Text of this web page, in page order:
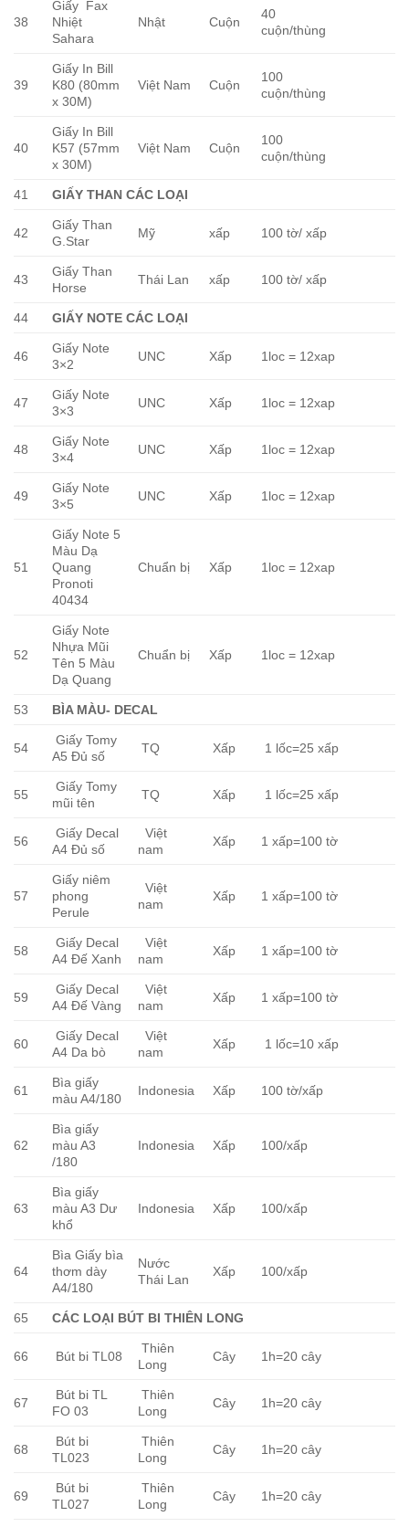
38
Giấy Fax
Nhiệt
Sahara
Nhật Cuộn
40
cuộn/thùng
39
Giấy In Bill
K80 (80mm
x 30M)
Việt Nam Cuộn
100
cuộn/thùng
40
Giấy In Bill
K57 (57mm
x 30M)
Việt Nam Cuộn
100
cuộn/thùng
41 GIẤY THAN CÁC LOẠI
42
Giấy Than
G.Star
Mỹ xấp 100 tờ/ xấp
43
Giấy Than
Horse
Thái Lan xấp 100 tờ/ xấp
44 GIẤY NOTE CÁC LOẠI
46
Giấy Note
3×2
UNC Xấp 1loc = 12xap
47
Giấy Note
3×3
UNC Xấp 1loc = 12xap
48
Giấy Note
3×4
UNC Xấp 1loc = 12xap
49
Giấy Note
3×5
UNC Xấp 1loc = 12xap
51
Giấy Note 5
Màu Dạ
Quang
Pronoti
40434
Chuẩn bị Xấp 1loc = 12xap
52
Giấy Note
Nhựa Mũi
Tên 5 Màu
Dạ Quang
Chuẩn bị Xấp 1loc = 12xap
53 BÌA MÀU- DECAL
54
Giấy Tomy
A5 Đủ số
TQ Xấp 1 lốc=25 xấp
55
Giấy Tomy
mũi tên
TQ Xấp 1 lốc=25 xấp
56
Giấy Decal
A4 Đủ số
Việt
nam
Xấp 1 xấp=100 tờ
57
Giấy niêm
phong
Perule
Việt
nam
Xấp 1 xấp=100 tờ
58
Giấy Decal
A4 Đế Xanh
Việt
nam
Xấp 1 xấp=100 tờ
59
Giấy Decal
A4 Đế Vàng
Việt
nam
Xấp 1 xấp=100 tờ
60
Giấy Decal
A4 Da bò
Việt
nam
Xấp 1 lốc=10 xấp
61
Bìa giấy
màu A4/180
Indonesia Xấp 100 tờ/xấp
62
Bìa giấy
màu A3
/180
Indonesia Xấp 100/xấp
63
Bìa giấy
màu A3 Dư
khổ
Indonesia Xấp 100/xấp
64
Bìa Giấy bìa
thơm dày
A4/180
Nước
Thái Lan
Xấp 100/xấp
65 CÁC LOẠI BÚT BI THIÊN LONG
66 Bút bi TL08
Thiên
Long
Cây 1h=20 cây
67
Bút bi TL
FO 03
Thiên
Long
Cây 1h=20 cây
68
Bút bi
TL023
Thiên
Long
Cây 1h=20 cây
69
Bút bi
TL027
Thiên
Long
Cây 1h=20 cây